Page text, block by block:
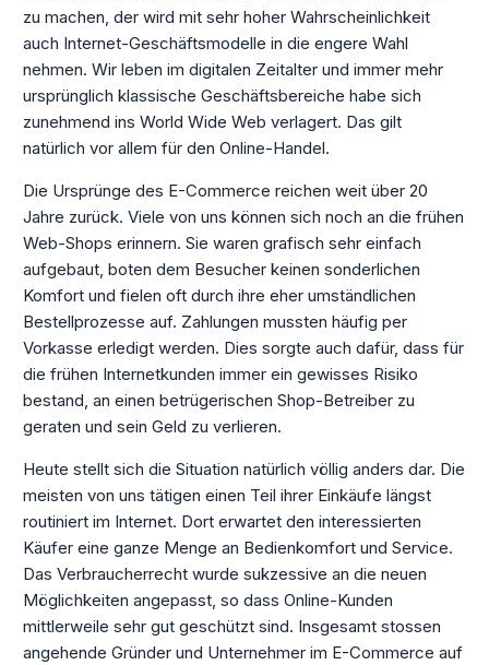
zu machen, der wird mit sehr hoher Wahrscheinlichkeit
auch Internet-Geschäftsmodelle in die engere Wahl
nehmen. Wir leben im digitalen Zeitalter und immer mehr
ursprünglich klassische Geschäftsbereiche habe sich
zunehmend ins World Wide Web verlagert. Das gilt
natürlich vor allem für den Online-Handel.
Die Ursprünge des E-Commerce reichen weit über 20
Jahre zurück. Viele von uns können sich noch an die frühen
Web-Shops erinnern. Sie waren grafisch sehr einfach
aufgebaut, boten dem Besucher keinen sonderlichen
Komfort und fielen oft durch ihre eher umständlichen
Bestellprozesse auf. Zahlungen mussten häufig per
Vorkasse erledigt werden. Dies sorgte auch dafür, dass für
die frühen Internetkunden immer ein gewisses Risiko
bestand, an einen betrügerischen Shop-Betreiber zu
geraten und sein Geld zu verlieren.
Heute stellt sich die Situation natürlich völlig anders dar. Die
meisten von uns tätigen einen Teil ihrer Einkäufe längst
routiniert im Internet. Dort erwartet den interessierten
Käufer eine ganze Menge an Bedienkomfort und Service.
Das Verbraucherrecht wurde sukzessive an die neuen
Möglichkeiten angepasst, so dass Online-Kunden
mittlerweile sehr gut geschützt sind. Insgesamt stossen
angehende Gründer und Unternehmer im E-Commerce auf